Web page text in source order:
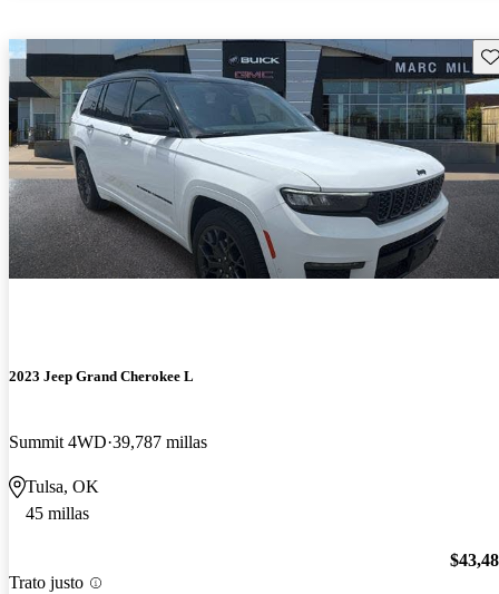
2023 Jeep Grand Cherokee L
Summit 4WD 39,787 millas
Tulsa, OK
45 millas
Trato justo